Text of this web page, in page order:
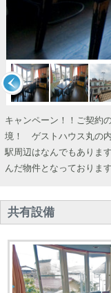
キャンペーン！！ご契
境！ ゲストハウス丸の内
駅周辺はなんでもありま
んだ物件となっておりま
共有設備